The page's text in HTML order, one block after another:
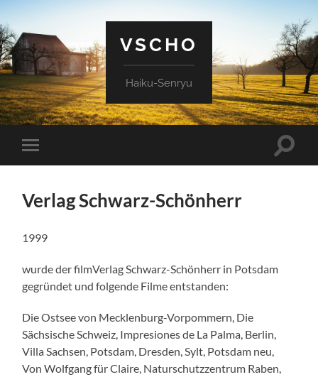
VSCHO
Haiku-Senryu
Mobile-
Menü
Verlag Schwarz-Schönherr
1999
wurde der filmVerlag Schwarz-Schönherr in Potsdam
gegründet und folgende Filme entstanden:
Die Ostsee von Mecklenburg-Vorpommern, Die
Sächsische Schweiz, Impresiones de La Palma, Berlin,
Villa Sachsen, Potsdam, Dresden, Sylt, Potsdam neu,
Von Wolfgang für Claire, Naturschutzzentrum Raben,